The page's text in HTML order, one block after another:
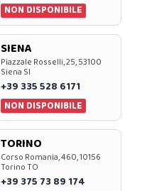
NON DISPONIBILE
SIENA
Piazzale Rosselli, 25, 53100
Siena SI
+39 335 528 6171
NON DISPONIBILE
TORINO
Corso Romania, 460, 10156
Torino TO
+39 375 73 89 174